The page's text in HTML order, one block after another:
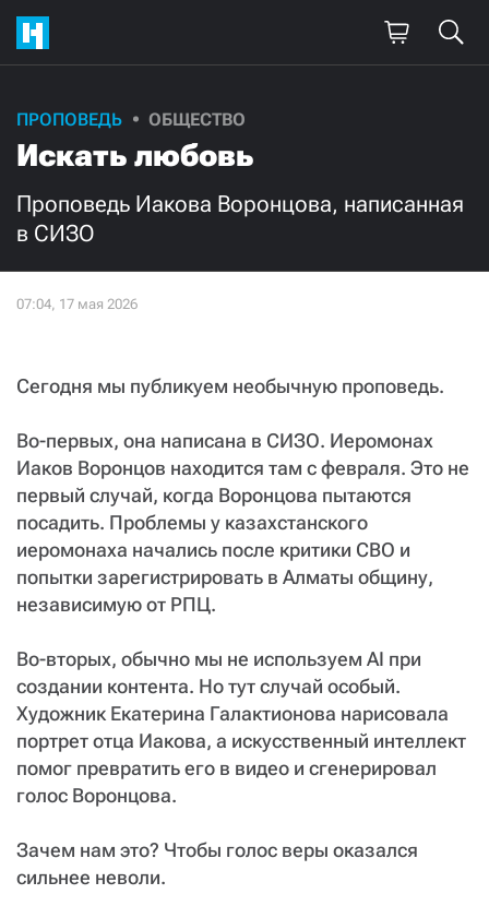
ПРОПОВЕДЬ ОБЩЕСТВО
Искать любовь
Проповедь Иакова Воронцова, написанная
в СИЗО
Сегодня мы публикуем необычную проповедь.
Во-первых, она написана в СИЗО. Иеромонах
Иаков Воронцов находится там с февраля. Это не
первый случай, когда Воронцова пытаются
посадить. Проблемы у казахстанского
иеромонаха начались после критики СВО и
попытки зарегистрировать в Алматы общину,
независимую от РПЦ.
Во-вторых, обычно мы не используем AI при
создании контента. Но тут случай особый.
Художник Екатерина Галактионова нарисовала
портрет отца Иакова, а искусственный интеллект
помог превратить его в видео и сгенерировал
голос Воронцова.
Зачем нам это? Чтобы голос веры оказался
сильнее неволи.